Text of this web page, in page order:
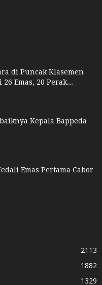
di Puncak Klasemen
Emas, 20 Perak...
Kepala Bappeda
Emas Pertama Cabor
2113
1882
1329